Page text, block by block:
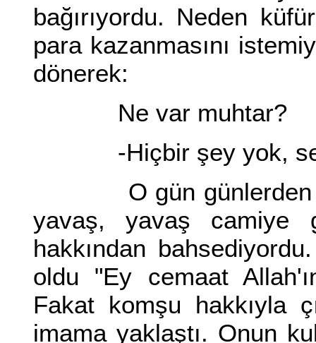
bağırıyordu. Neden
para kazanmasını
dönerek:
Ne var muhtar?
-Hiçbir şey yok,
O gün günlerden
yavaş, yavaş camiye
hakkından
oldu "Ey cemaat
Fakat komşu hakkıyla
imama yaklaştı. Onun